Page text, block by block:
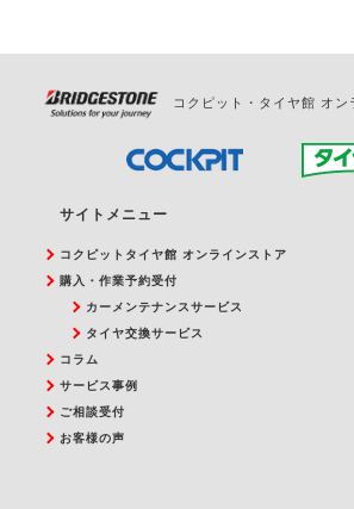
コクピット・タイヤ館 オン
サイトメニュー
コクピットタイヤ館 オンラインストア
購入・作業予約受付
カーメンテナンスサービス
タイヤ交換サービス
コラム
サービス事例
ご相談受付
お客様の声